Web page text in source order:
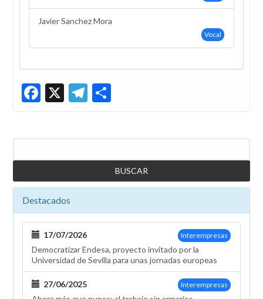
Javier Sanchez Mora
Vocal
Facebook
X Telegram
Destacados
Interempresas
17/07/2026
Democratizar Endesa, proyecto invitado por la
Universidad de Sevilla para unas jornadas europeas
Interempresas
27/06/2025